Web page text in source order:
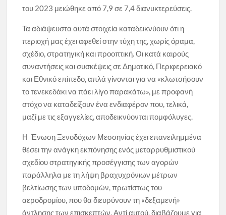
του 2023 μειώθηκε από 7,9 σε 7,4 διανυκτερεύσεις.
Τα αδιάψευστα αυτά στοιχεία καταδεικνύουν ότι η
περιοχή μας έχει αφεθεί στην τύχη της, χωρίς όραμα,
σχέδιο, στρατηγική και προοπτική. Οι κατά καιρούς
συναντήσεις και συσκέψεις σε Δημοτικό, Περιφερειακό
και Εθνικό επίπεδο, απλά γίνονται για να «κλωτσήσουν
το τενεκεδάκι να πάει λίγο παρακάτω», με προφανή
στόχο να καταδείξουν ένα ενδιαφέρον που, τελικά,
μαζί με τις εξαγγελίες, αποδεικνύονται πομφόλυγες.
Η Ένωση Ξενοδόχων Μεσσηνίας έχει επανειλημμένα
θέσει την ανάγκη εκπόνησης ενός μεταρρυθμιστικού
σχεδίου στρατηγικής προσέγγισης των αγορών
παράλληλα με τη λήψη βραχυχρόνιων μέτρων
βελτίωσης των υποδομών, πρωτίστως του
αεροδρομίου, που θα διευρύνουν τη «δεξαμενή»
άντλησης των επισκεπτών. Αντί αυτού, διαβάζουμε για